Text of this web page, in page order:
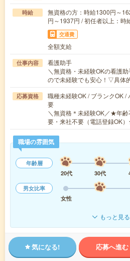
時給
無資格の方：時給1300円～
円～1937円 / 初任者以上：時
交通費
全額支給
仕事内容
看護助手
＼無資格・未経験OKの看護
ので未経験でも安心！▽具
応募資格
職種未経験OK / ブランクOK /
要
＼無資格＊未経験OK／★年
要・来社不要（電話登録OK
職場の雰囲気
年齢層
20代
30代
男女比率
女性
もっと見る
気になる! 応募へ進む